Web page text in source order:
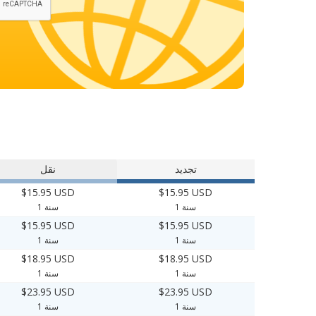
نقل
تجديد
$15.95 USD
1 سنة
$15.95 USD
1 سنة
$15.95 USD
1 سنة
$15.95 USD
1 سنة
$18.95 USD
1 سنة
$18.95 USD
1 سنة
$23.95 USD
1 سنة
$23.95 USD
1 سنة